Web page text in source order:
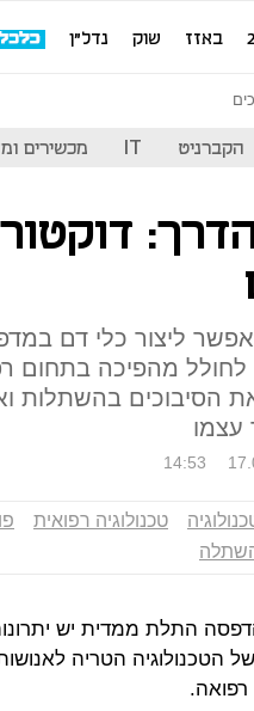
באזז שוק נדל"ן
הקברניט IT מכשירים
ליצור כלי דם
לחולל מהפיכה בתחום
הסיבוכים בהשתלות
עצמו
14:53
טכנולוגיה רפואית
התלת ממדית יש
הטכנולוגיה הטריה לאנושות
רפואה.